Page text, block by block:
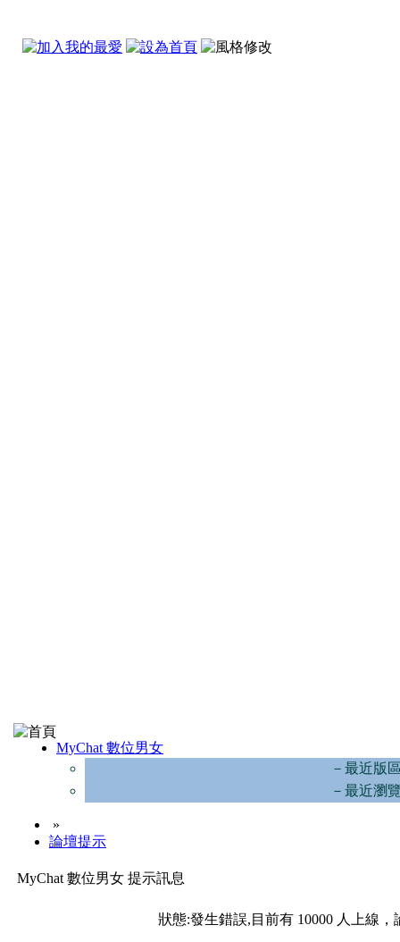
MyChat 數位男女
－最近版
－最近瀏
»
論壇提示
MyChat 數位男女 提示訊息
狀態:發生錯誤,目前有 10000 人上線